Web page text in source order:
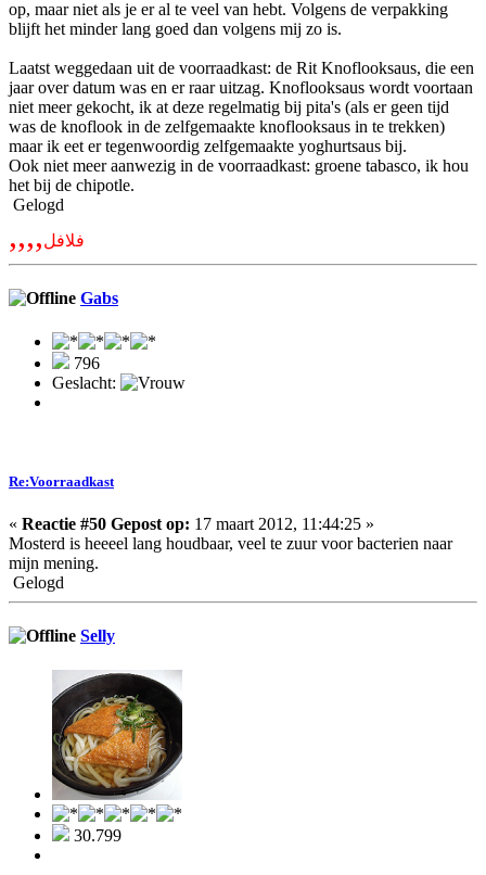
op, maar niet als je er al te veel van hebt. Volgens de verpakking
blijft het minder lang goed dan volgens mij zo is.
Laatst weggedaan uit de voorraadkast: de Rit Knoflooksaus, die een
jaar over datum was en er raar uitzag. Knoflooksaus wordt voortaan
niet meer gekocht, ik at deze regelmatig bij pita's (als er geen tijd
was de knoflook in de zelfgemaakte knoflooksaus in te trekken)
maar ik eet er tegenwoordig zelfgemaakte yoghurtsaus bij.
Ook niet meer aanwezig in de voorraadkast: groene tabasco, ik hou
het bij de chipotle.
Gelogd
,,,,فلافل
Gabs
796
Geslacht:
Re:Voorraadkast
« Reactie #50 Gepost op: 17 maart 2012, 11:44:25 »
Mosterd is heeeel lang houdbaar, veel te zuur voor bacterien naar
mijn mening.
Gelogd
Selly
30.799